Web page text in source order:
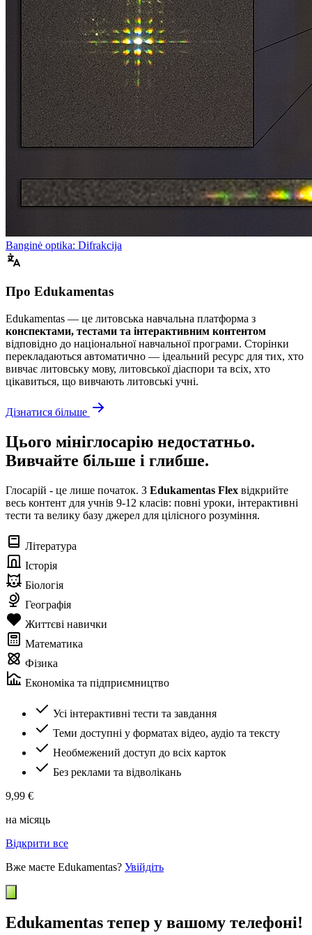
Banginė optika: Difrakcija
Про Edukamentas
Edukamentas — це литовська навчальна платформа з
конспектами, тестами та інтерактивним контентом
відповідно до національної навчальної програми. Сторінки
перекладаються автоматично — ідеальний ресурс для тих, хто
вивчає литовську мову, литовської діаспори та всіх, хто
цікавиться, що вивчають литовські учні.
Дізнатися більше
Цього мініглосарію недостатньо.
Вивчайте більше і глибше.
Глосарій - це лише початок. З Edukamentas Flex відкрийте
весь контент для учнів 9-12 класів: повні уроки, інтерактивні
тести та велику базу джерел для цілісного розуміння.
Література
Історія
Біологія
Географія
Життєві навички
Математика
Фізика
Економіка та підприємництво
Усі інтерактивні тести та завдання
Теми доступні у форматах відео, аудіо та тексту
Необмежений доступ до всіх карток
Без реклами та відволікань
9,99 €
на місяць
Відкрити все
Вже маєте Edukamentas? Увійдіть
Edukamentas тепер у вашому телефоні!